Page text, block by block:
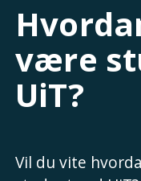
være
UiT?
Vil du vite